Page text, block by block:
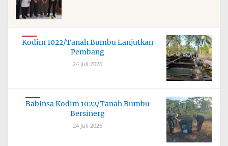
Kodim 1022/Tanah Bumbu Lanjutkan
Pembang
24 Juli 2026
Babinsa Kodim 1022/Tanah Bumbu
Bersinerg
24 Juli 2026